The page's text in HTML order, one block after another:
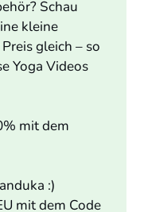
Schau
kleine
gleich – so
Yoga Videos
mit dem
:)
mit dem Code